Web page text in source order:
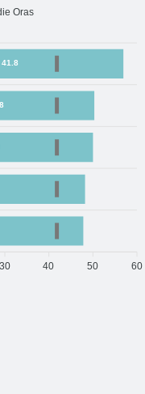
60
50
40
30
Oras